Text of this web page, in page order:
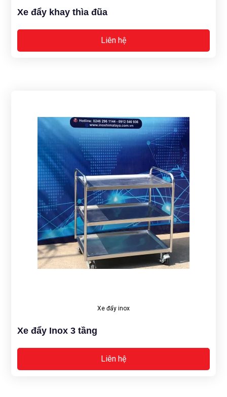
Xe đẩy khay thìa đũa
Liên hệ
Xe đẩy inox
Xe đẩy Inox 3 tầng
Liên hệ